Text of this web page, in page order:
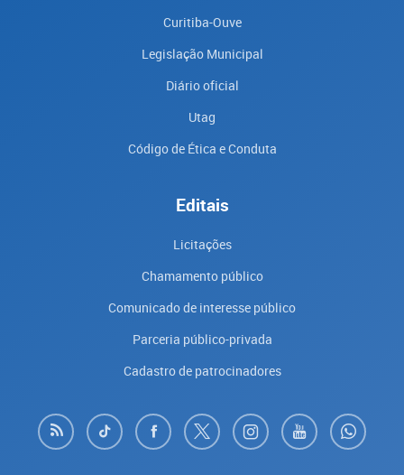
Curitiba-Ouve
Legislação Municipal
Diário oficial
Utag
Código de Ética e Conduta
Editais
Licitações
Chamamento público
Comunicado de interesse público
Parceria público-privada
Cadastro de patrocinadores